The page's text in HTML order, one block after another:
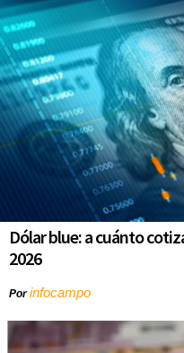
Dólar blue: a cuánto
2026
Porinfocampo